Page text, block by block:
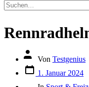
nach:
Autor
Beitrags
Von Testgenius
Datum
des
Beitrags
1. Januar 2024